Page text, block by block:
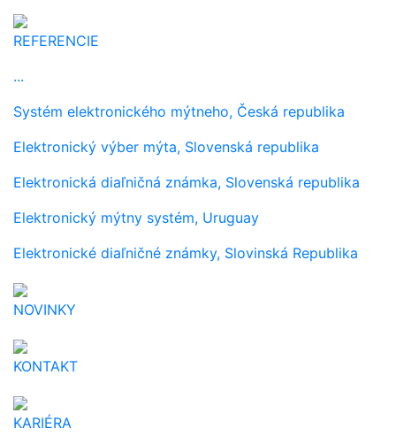
REFERENCIE
...
Systém elektronického mýtneho, Česká republika
Elektronický výber mýta, Slovenská republika
Elektronická diaľničná známka, Slovenská republika
Elektronický mýtny systém, Uruguay
Elektronické diaľničné známky, Slovinská Republika
NOVINKY
KONTAKT
KARIÉRA